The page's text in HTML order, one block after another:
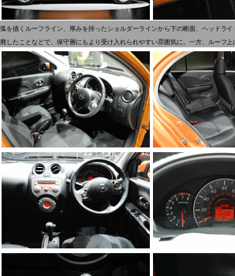
弧を描くルーフライン、厚みを持ったショルダーラインから下の断面、ヘッドラ
廃したことなどで、保守層にもより受け入れられやすい雰囲気に。一方、ルーフ